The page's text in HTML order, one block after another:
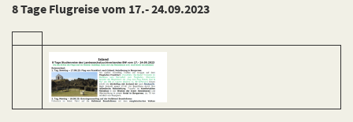
8 Tage Flugreise vom 17.- 24.09.2023